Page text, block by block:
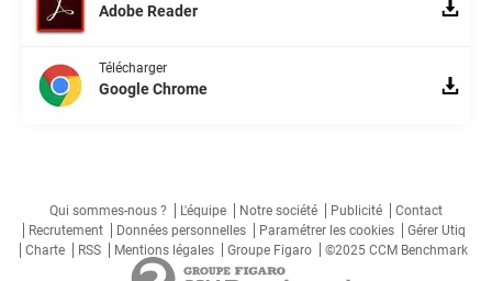
Adobe Reader
Télécharger
Google Chrome
Qui sommes-nous ? L'équipe Notre société Publicité
Contact
Recrutement
Données personnelles Paramétrer les cookies
Gérer Utiq
Charte
RSS Mentions légales Groupe Figaro ©2025 CCM Benchmark